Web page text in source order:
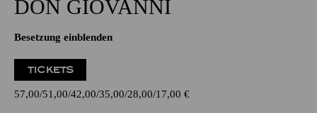
DON GIO­VANNI
Besetzung einblenden
TICKETS
57,00 51,00 42,00 35,00 28,00 17,00 €